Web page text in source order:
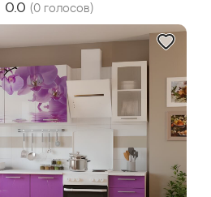
0.0 (0 голосов)